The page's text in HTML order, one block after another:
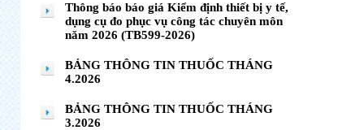
Thông báo báo giá Kiểm định thiết bị y tế,
dụng cụ đo phục vụ công tác chuyên môn
năm 2026 (TB599-2026)
BẢNG THÔNG TIN THUỐC THÁNG
4.2026
BẢNG THÔNG TIN THUỐC THÁNG
3.2026